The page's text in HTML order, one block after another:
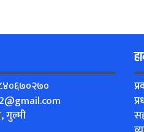
गुल्मी